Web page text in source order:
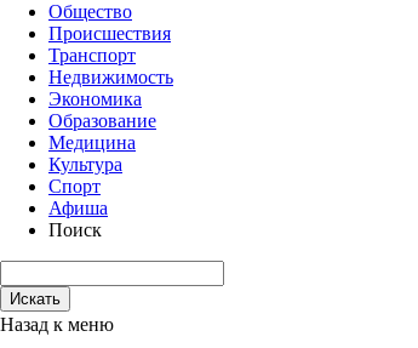
Общество
Происшествия
Транспорт
Недвижимость
Экономика
Образование
Медицина
Культура
Спорт
Афиша
Поиск
Назад к меню